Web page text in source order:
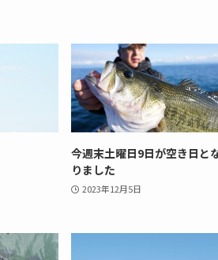
今週末土曜日9日が空き日と
りました
2023年12月5日